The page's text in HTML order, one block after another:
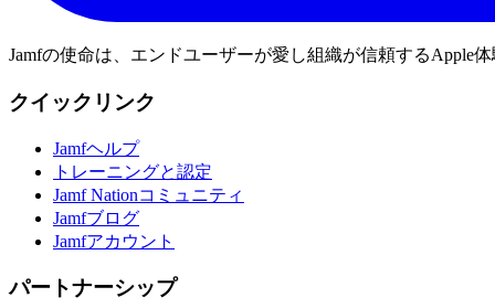
Jamfの使命は、エンドユーザーが愛し組織が信頼するApple
クイックリンク
Jamfヘルプ
トレーニングと認定
Jamf Nationコミュニティ
Jamfブログ
Jamfアカウント
パートナーシップ